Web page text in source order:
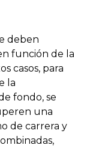
deben
función de la
casos, para
la
fondo, se
una
de carrera y